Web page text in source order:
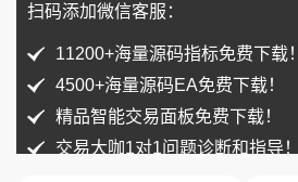
扫码添加微信客服：
11200+海量源码指标免费下载！
4500+海量源码EA免费下载！
精品智能交易面板免费下载！
交易大咖1对1问题诊断和指导！